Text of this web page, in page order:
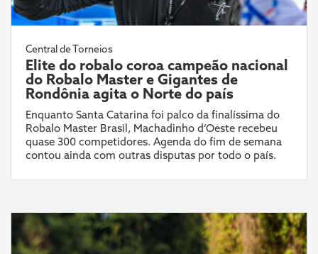
Central de Torneios
Elite do robalo coroa campeão nacional
do Robalo Master e Gigantes de
Rondônia agita o Norte do país
Enquanto Santa Catarina foi palco da finalíssima do
Robalo Master Brasil, Machadinho d’Oeste recebeu
quase 300 competidores. Agenda do fim de semana
contou ainda com outras disputas por todo o país.